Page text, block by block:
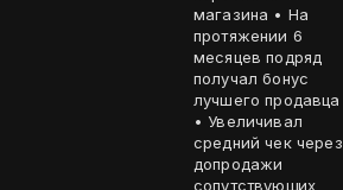
магазина • На
протяжении 6
месяцев подряд
получал бонус
лучшего продавца
• Увеличивал
средний чек через
допродажи
сопутствующих